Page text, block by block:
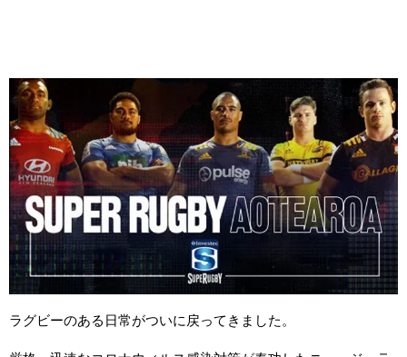
ラグビーのある日常がついに戻ってきました。